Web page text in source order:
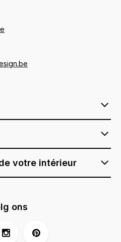
votre intérieur
ons